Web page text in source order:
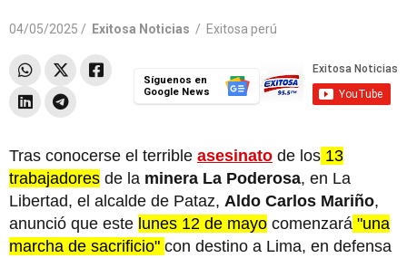
04/05/2025 / Exitosa Noticias / Exitosa perú
Síguenos en
Google News
Tras conocerse el terrible asesinato de los 13
trabajadores de la minera La Poderosa, en La
Libertad, el alcalde de Pataz, Aldo Carlos Mariño,
anunció que este lunes 12 de mayo comenzará "una
marcha de sacrificio" con destino a Lima, en defensa